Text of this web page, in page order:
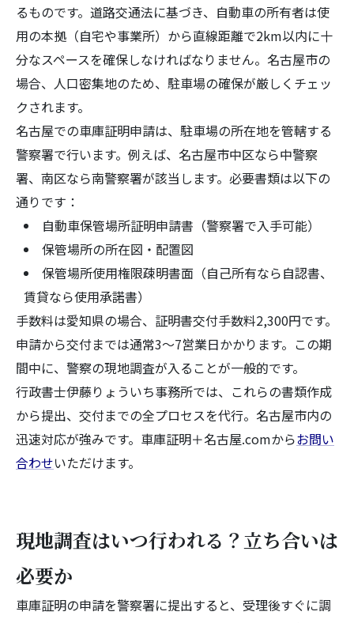
るものです。道路交通法に基づき、自動車の所有者は使
用の本拠（自宅や事業所）から直線距離で2km以内に十
分なスペースを確保しなければなりません。名古屋市の
場合、人口密集地のため、駐車場の確保が厳しくチェッ
クされます。
名古屋での車庫証明申請は、駐車場の所在地を管轄する
警察署で行います。例えば、名古屋市中区なら中警察
署、南区なら南警察署が該当します。必要書類は以下の
通りです：
自動車保管場所証明申請書（警察署で入手可能）
保管場所の所在図・配置図
保管場所使用権限疎明書面（自己所有なら自認書、
賃貸なら使用承諾書）
手数料は愛知県の場合、証明書交付手数料2,300円です。
申請から交付までは通常3～7営業日かかります。この期
間中に、警察の現地調査が入ることが一般的です。
行政書士伊藤りょういち事務所では、これらの書類作成
から提出、交付までの全プロセスを代行。名古屋市内の
迅速対応が強みです。車庫証明＋名古屋.comからお問い
合わせいただけます。
現地調査はいつ行われる？立ち合いは
必要か
車庫証明の申請を警察署に提出すると、受理後すぐに調